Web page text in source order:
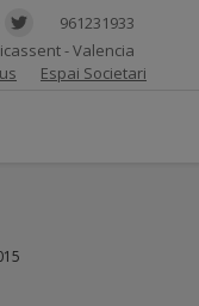
961231933
- Valencia
Espai Societari